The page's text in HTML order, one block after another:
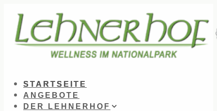
Inhalt
springen
STARTSEITE
ANGEBOTE
DER LEHNERHOF